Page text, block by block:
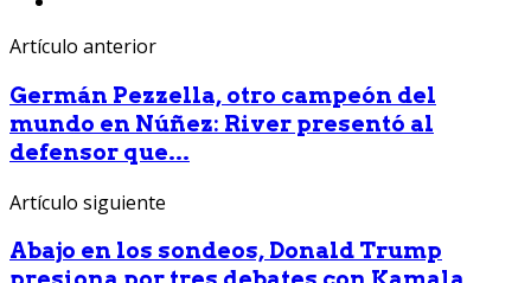
Artículo anterior
Germán Pezzella, otro campeón del
mundo en Núñez: River presentó al
defensor que...
Artículo siguiente
Abajo en los sondeos, Donald Trump